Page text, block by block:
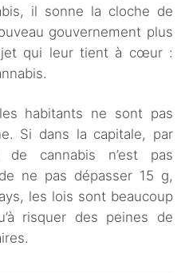
il sonne la cloche de
gouvernement plus
qui leur tient à cœur :
habitants ne sont pas
Si dans la capitale, par
de cannabis n’est pas
ne pas dépasser 15 g,
les lois sont beaucoup
risquer des peines de